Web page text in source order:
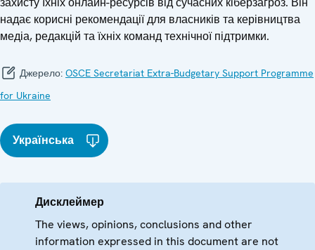
надає корисні рекомендації для власників та керівництва
медіа, редакцій та їхніх команд технічної підтримки.
Джерело: OSCE Secretariat Extra-Budgetary Support Programme
for Ukraine
Українська
Дисклеймер
The views, opinions, conclusions and other
information expressed in this document are not